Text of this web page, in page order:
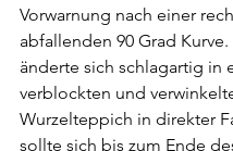
Vorwarnung nach einer
abfallenden 90 Grad
änderte sich schlagartig in
verblockten und
Wurzelteppich in direkter
sollte sich bis zum Ende